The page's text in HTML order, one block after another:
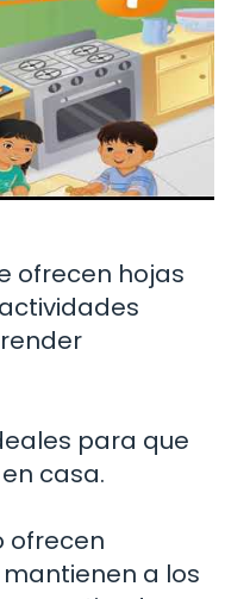
ofrecen hojas
para que
casa.
ofrecen
a los